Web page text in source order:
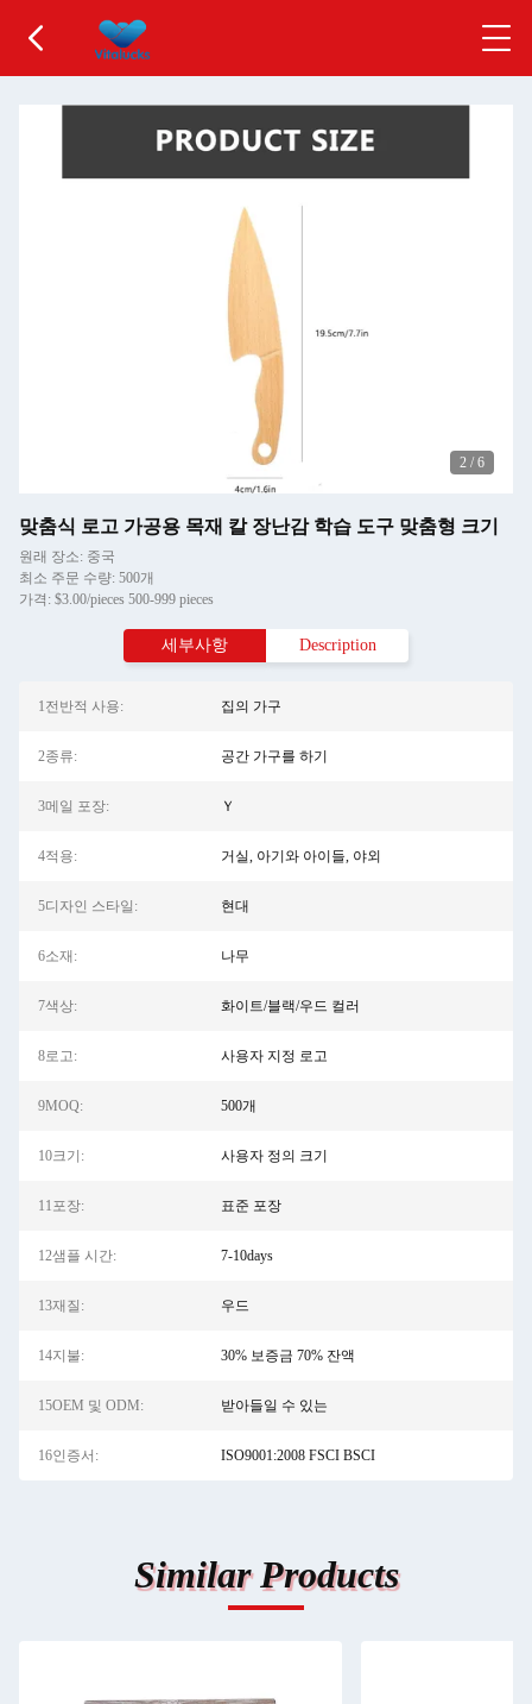
2 / 6
맞춤식 로고 가공용 목재 칼 장난감 학습 도구 맞춤형 크기
원래 장소: 중국
최소 주문 수량: 500개
가격: $3.00/pieces 500-999 pieces
세부사항 Description
1전반적 사용: 집의 가구
2종류: 공간 가구를 하기
3메일 포장: Ｙ
4적용: 거실, 아기와 아이들, 야외
5디자인 스타일: 현대
6소재: 나무
7색상: 화이트/블랙/우드 컬러
8로고: 사용자 지정 로고
9MOQ: 500개
10크기: 사용자 정의 크기
11포장: 표준 포장
12샘플 시간: 7-10days
13재질: 우드
14지불: 30% 보증금 70% 잔액
15OEM 및 ODM: 받아들일 수 있는
16인증서: ISO9001:2008 FSCI BSCI
Similar Products